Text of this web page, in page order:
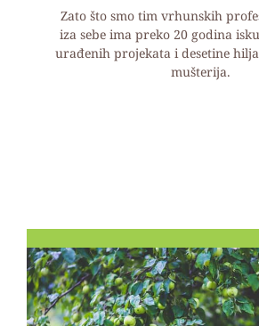
Zato što smo tim vrhunskih
iza sebe ima preko 20 godina
urađenih projekata i desetine
mušterija.